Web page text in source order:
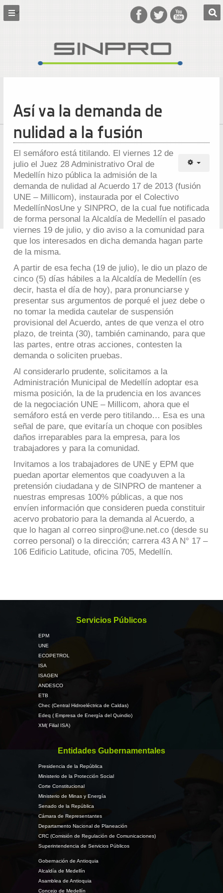
Así va la demanda de
nulidad a la fusión
El semáforo está titilando. El viernes 12 de
julio el Juez 28 Administrativo Oral de
Medellín hizo pública la admisión de la
demanda de nulidad al Acuerdo 17 de 2013 (fusión
UNE – Millicom), instaurada por el Colectivo
MedellínNosUne y SINPRO, de la cual fue notificada
de forma personal la Alcaldía de Medellín el pasado
viernes 19 de julio, y dio aviso a la comunidad para
que los interesados en dicha demanda hagan parte
de la misma.
A partir de esa fecha (19 de julio), le dio un plazo de
cinco (5) días hábiles a la Alcaldía de Medellín (es
decir, hasta el día de hoy), para pronunciarse y
presentar sus argumentos de porqué el juez debe o
no tomar la medida cautelar de suspensión
provisional del Acuerdo, antes de que venza el otro
plazo, de treinta (30), también caminando, para que
las partes, entre otras acciones, contesten la
demanda o soliciten pruebas.
Al considerarlo prudente, solicitamos a la
Administración Municipal de Medellín adoptar esa
misma posición, la de la prudencia en los avances
de la negociación UNE – Millicom, ahora que el
semáforo está en verde pero titilando… Esa es una
señal de pare, que evitaría un choque con posibles
daños irreparables para la empresa, para los
trabajadores y para la comunidad.
Invitamos a los trabajadores de UNE y EPM que
puedan aportar elementos que coadyuven a la
pretensión ciudadana y de SINPRO de mantener a
nuestras empresas 100% públicas, a que nos
envíen información que consideren pueda constituir
acervo probatorio para la demanda al Acuerdo, a
que lo hagan al correo sinpro@une.net.co(desde su
correo personal) o la dirección; carrera 43 A N° 17 –
106 Edificio Latitude, oficina 705, Medellín.
Servicios Públicos
EPM
UNE
ECOPETROL
ISA
ISAGEN
ANDESCO
ETB
Chec (Central Hidroeléctrica de Caldas)
Edeq ( Empresa de Energía del Quindio)
XM( Filial ISA)
Entidades Gubernamentales
Presidencia de la República
Ministerio de la Protección Social
Corte Constitucional
Ministerio de Minas y Energía
Senado de la República
Cámara de Representantes
Departamento Nacional de Planeación
CRC (Comisión de Regulación de Comunicaciones)
Superintendencia de Servicios Públicos
Gobernación de Antioquia
Alcaldía de Medellín
Asamblea de Antioquia
Concejo de Medellín